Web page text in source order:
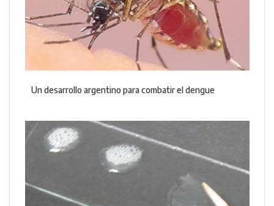
Un desarrollo argentino para combatir el dengue